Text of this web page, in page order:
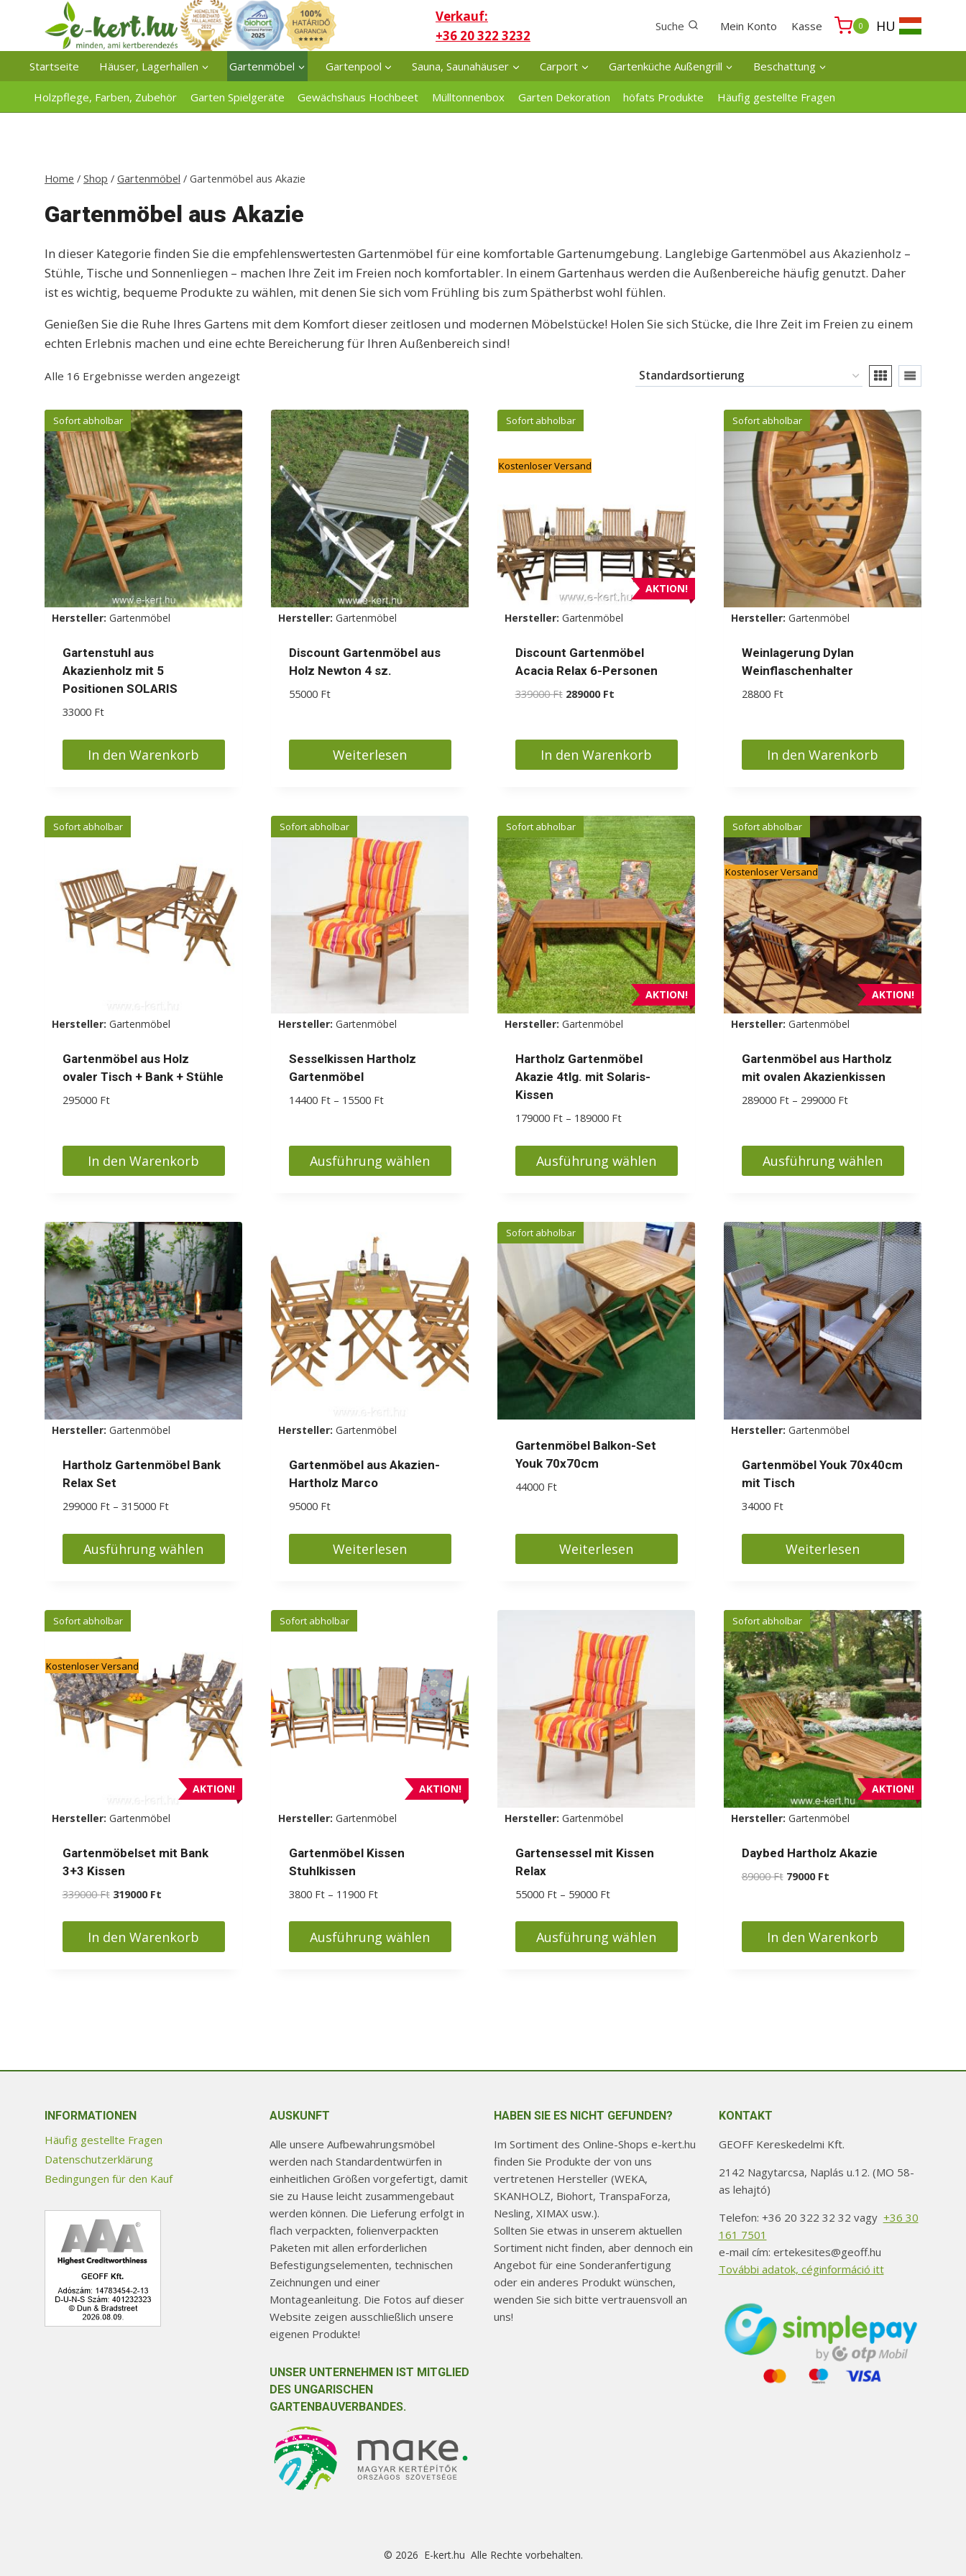
springen
Verkauf:
+36 20 322 3232
Suche Mein Konto Kasse 0 HU
Startseite Häuser, Lagerhallen Gartenmöbel Gartenpool Sauna, Saunahäuser Carport Gartenküche Außengrill Beschattung
Holzpflege, Farben, Zubehör Garten Spielgeräte Gewächshaus Hochbeet Mülltonnenbox Garten Dekoration höfats Produkte Häufig gestellte Fragen
Home / Shop / Gartenmöbel / Gartenmöbel aus Akazie
Gartenmöbel aus Akazie
In dieser Kategorie finden Sie die empfehlenswertesten Gartenmöbel für eine komfortable Gartenumgebung. Langlebige Gartenmöbel aus Akazienholz –
Stühle, Tische und Sonnenliegen – machen Ihre Zeit im Freien noch komfortabler. In einem Gartenhaus werden die Außenbereiche häufig genutzt. Daher
ist es wichtig, bequeme Produkte zu wählen, mit denen Sie sich vom Frühling bis zum Spätherbst wohl fühlen.
Genießen Sie die Ruhe Ihres Gartens mit dem Komfort dieser zeitlosen und modernen Möbelstücke! Holen Sie sich Stücke, die Ihre Zeit im Freien zu einem
echten Erlebnis machen und eine echte Bereicherung für Ihren Außenbereich sind!
Alle 16 Ergebnisse werden angezeigt
Sofort abholbar
Hersteller: Gartenmöbel
Gartenstuhl aus
Akazienholz mit 5
Positionen SOLARIS
33000 Ft
In den Warenkorb
Hersteller: Gartenmöbel
Discount Gartenmöbel aus
Holz Newton 4 sz.
55000 Ft
Weiterlesen
AKTION!
Sofort abholbar
Kostenloser Versand
Hersteller: Gartenmöbel
Discount Gartenmöbel
Acacia Relax 6-Personen
339000Ft Ursprünglicher
339000 Ft
289000 FtAktueller
289000 Ft.
In den Warenkorb
Sofort abholbar
Hersteller: Gartenmöbel
Weinlagerung Dylan
Weinflaschenhalter
28800 Ft
In den Warenkorb
Sofort abholbar
Hersteller: Gartenmöbel
Gartenmöbel aus Holz
ovaler Tisch + Bank + Stühle
295000 Ft
In den Warenkorb
Sofort abholbar
Hersteller: Gartenmöbel
Sesselkissen Hartholz
Gartenmöbel
14400 Ft – 15500 FtPreisspanne:
15500 Ft
Ausführung wählen
auf.
Die
Optionen
können
auf
der
werden
AKTION!
Sofort abholbar
Hersteller: Gartenmöbel
Hartholz Gartenmöbel
Akazie 4tlg. mit Solaris-
Kissen
179000 Ft – 189000 FtPreisspanne:
bis
189000 Ft
Ausführung wählen
weist
mehrere
Varianten
Die
Optionen
können
auf
der
Produktseite
gewählt
werden
AKTION!
Sofort abholbar
Kostenloser Versand
Hersteller: Gartenmöbel
Gartenmöbel aus Hartholz
mit ovalen Akazienkissen
289000 Ft – 299000 FtPreisspanne:
299000 Ft
Ausführung wählen
weist
mehrere
Varianten
auf.
Die
Optionen
können
auf
Produktseite
gewählt
werden
Hersteller: Gartenmöbel
Hartholz Gartenmöbel Bank
Relax Set
299000 Ft – 315000 FtPreisspanne:
bis
315000 Ft
Ausführung wählen
weist
mehrere
auf.
Die
Optionen
können
werden
Hersteller: Gartenmöbel
Gartenmöbel aus Akazien-
Hartholz Marco
95000 Ft
Weiterlesen
Sofort abholbar
Gartenmöbel Balkon-Set
Youk 70x70cm
44000 Ft
Weiterlesen
Hersteller: Gartenmöbel
Gartenmöbel Youk 70x40cm
mit Tisch
34000 Ft
Weiterlesen
AKTION!
Sofort abholbar
Kostenloser Versand
Hersteller: Gartenmöbel
Gartenmöbelset mit Bank
3+3 Kissen
339000Ft Ursprünglicher
war:
339000 Ft
319000 FtAktueller
ist:
319000 Ft.
In den Warenkorb
AKTION!
Sofort abholbar
Hersteller: Gartenmöbel
Gartenmöbel Kissen
Stuhlkissen
3800 Ft – 11900 FtPreisspanne:
bis
11900 Ft
Ausführung wählen
können
der
Produktseite
gewählt
werden
Hersteller: Gartenmöbel
Gartensessel mit Kissen
Relax
55000 Ft – 59000 FtPreisspanne:
bis
59000 Ft
Ausführung wählen
können
der
Produktseite
gewählt
werden
AKTION!
Sofort abholbar
Hersteller: Gartenmöbel
Daybed Hartholz Akazie
89000Ft Ursprünglicher
89000 Ft
79000 FtAktueller
79000 Ft.
In den Warenkorb
INFORMATIONEN
Häufig gestellte Fragen
Datenschutzerklärung
Bedingungen für den Kauf
AUSKUNFT
Alle unsere Aufbewahrungsmöbel
werden nach Standardentwürfen in
einheitlichen Größen vorgefertigt, damit
sie zu Hause leicht zusammengebaut
werden können. Die Lieferung erfolgt in
flach verpackten, folienverpackten
Paketen mit allen erforderlichen
Befestigungselementen, technischen
Zeichnungen und einer
Montageanleitung. Die Fotos auf dieser
Website zeigen ausschließlich unsere
eigenen Produkte!
UNSER UNTERNEHMEN IST MITGLIED
DES UNGARISCHEN
GARTENBAUVERBANDES.
HABEN SIE ES NICHT GEFUNDEN?
Im Sortiment des Online-Shops e-kert.hu
finden Sie Produkte der von uns
vertretenen Hersteller (WEKA,
SKANHOLZ, Biohort, TranspaForza,
Nesling, XIMAX usw.).
Sollten Sie etwas in unserem aktuellen
Sortiment nicht finden, aber dennoch ein
Angebot für eine Sonderanfertigung
oder ein anderes Produkt wünschen,
wenden Sie sich bitte vertrauensvoll an
uns!
KONTAKT
GEOFF Kereskedelmi Kft.
2142 Nagytarcsa, Naplás u.12. (MO 58-
as lehajtó)
Telefon: +36 20 322 32 32 vagy +36 30
161 7501
e-mail cím: ertekesites@geoff.hu
További adatok, céginformáció itt
© 2026 E-kert.hu Alle Rechte vorbehalten.